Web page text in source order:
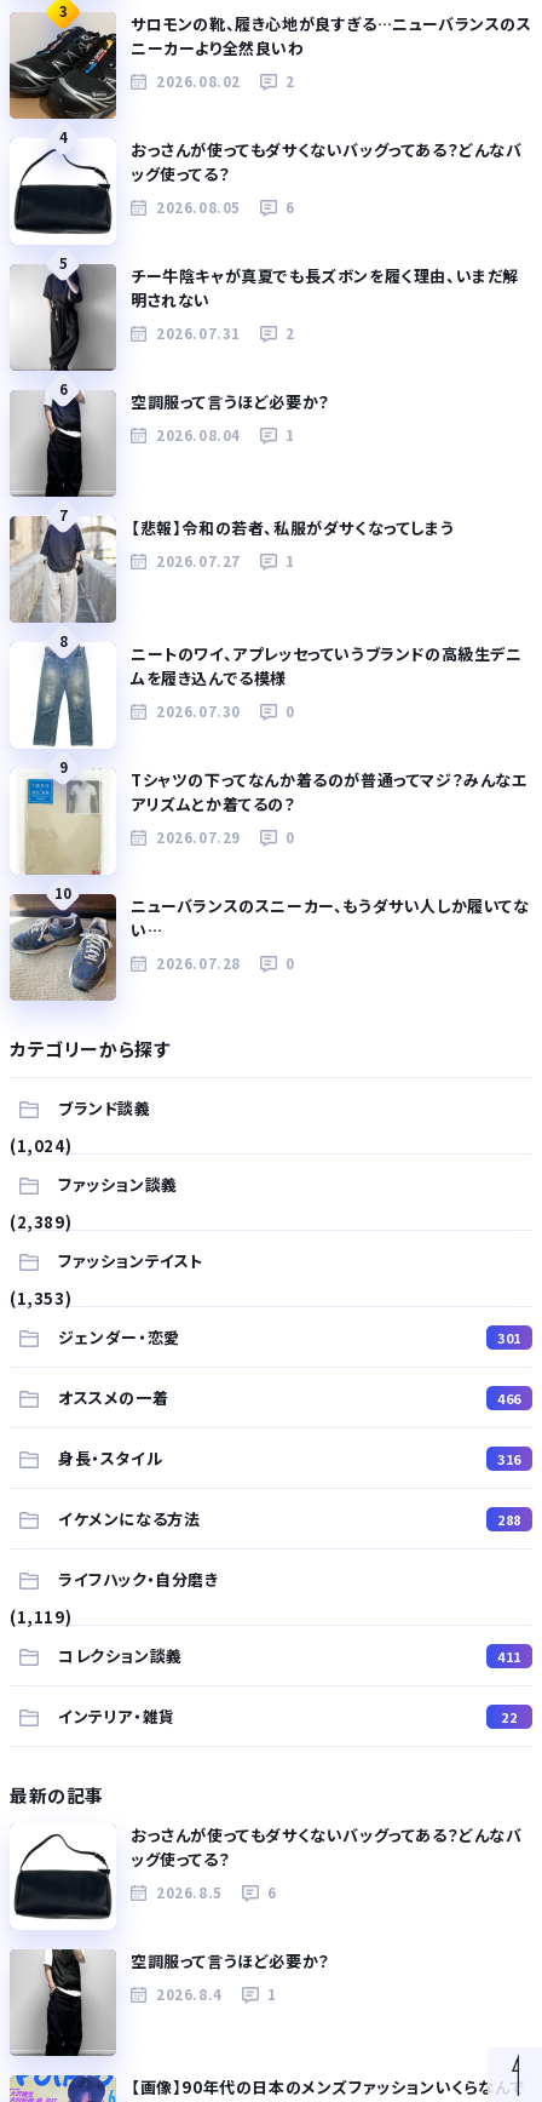
3
サロモンの靴、履き心地が良すぎる…ニューバランスのス
ニーカーより全然良いわ
2026.08.02 2
4
おっさんが使ってもダサくないバッグってある？どんなバ
ッグ使ってる？
2026.08.05 6
5
チー牛陰キャが真夏でも長ズボンを履く理由、いまだ解
明されない
2026.07.31 2
6
空調服って言うほど必要か？
2026.08.04 1
7
【悲報】令和の若者、私服がダサくなってしまう
2026.07.27 1
8
ニートのワイ、アプレッセっていうブランドの高級生デニ
ムを履き込んでる模様
2026.07.30 0
9
Tシャツの下ってなんか着るのが普通ってマジ？みんなエ
アリズムとか着てるの？
2026.07.29 0
10
ニューバランスのスニーカー、もうダサい人しか履いてな
い…
2026.07.28 0
カテゴリーから探す
ブランド談義
(1,024)
ファッション談義
(2,389)
ファッションテイスト
(1,353)
ジェンダー・恋愛
301
オススメの一着 466
身長・スタイル 316
イケメンになる方法 288
ライフハック・自分磨き
(1,119)
コレクション談義
411
インテリア・雑貨 22
最新の記事
おっさんが使ってもダサくないバッグってある？どんなバ
ッグ使ってる？
2026.8.5 6
空調服って言うほど必要か？
2026.8.4 1
【画像】90年代の日本のメンズファッションいくらなんで